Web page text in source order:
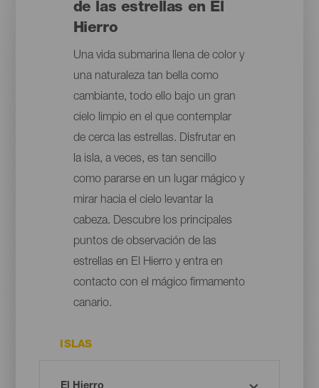
de las estrellas en El
Hierro
Una vida submarina llena de color y
una naturaleza tan bella como
cambiante, todo ello bajo un gran
cielo limpio en el que contemplar
de cerca las estrellas. Disfrutar en
la isla, a veces, es tan sencillo
como pararse en un lugar mágico y
mirar hacia el cielo levantar la
cabeza. Descubre los principales
puntos de observación de las
estrellas en El Hierro y entra en
contacto con el mágico firmamento
canario.
ISLAS